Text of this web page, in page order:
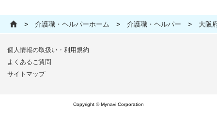
> 介護職・ヘルパーホーム > 介護職・ヘルパー > 大阪
個人情報の取扱い・利用規約
よくあるご質問
サイトマップ
Copyright © Mynavi Corporation